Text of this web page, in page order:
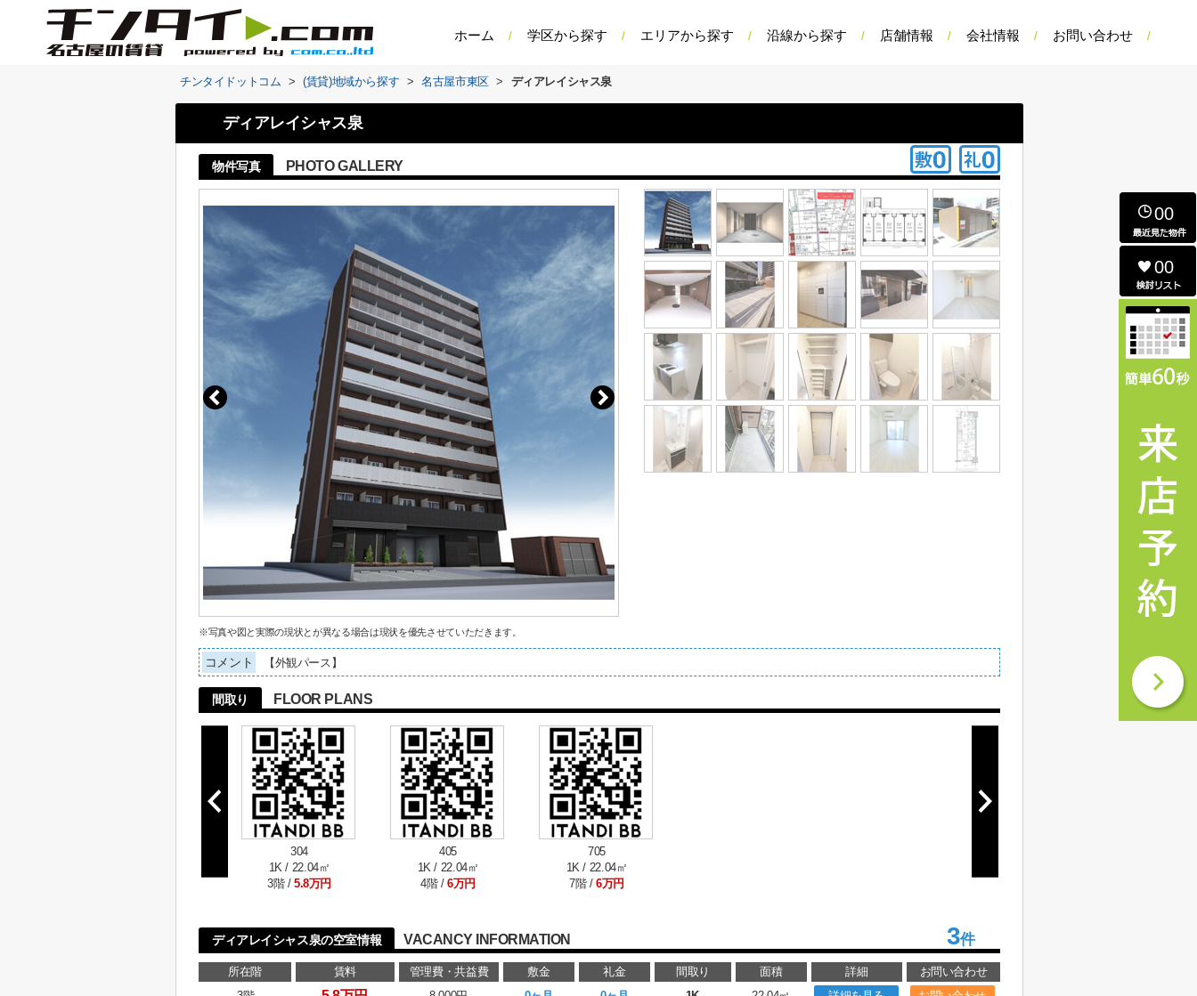
ホーム 学区から探す エリアから探す 沿線から探す 店舗情報 会社情報 お問い合わせ
チンタイドットコム > (賃貸)地域から探す > 名古屋市東区 > ディアレイシャス泉
ディアレイシャス泉
物件写真 PHOTO GALLERY
※写真や図と実際の現状とが異なる場合は現状を優先させていただきます。
コメント 【外観パース】
間取り FLOOR PLANS
304
1K / 22.04㎡
3階 / 5.8万円
405
1K / 22.04㎡
4階 /6万円
705
1K / 22.04㎡
7階 /6万円
ディアレイシャス泉の空室情報 VACANCY INFORMATION 3件
所在階 賃料 管理費・共益費 敷金 礼金 間取り 面積 詳細
お問い合わせ
00
00